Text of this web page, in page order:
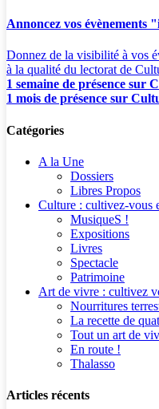
Annoncez vos évènements
Donnez de la visibilité à vos
à la qualité du lectorat de
1 semaine de présence sur
1 mois de présence sur
Catégories
A la Une
Dossiers
Libres Propos
Culture : cultivez-vous
MusiqueS !
Expositions
Livres
Spectacle
Patrimoine
Art de vivre : cultivez
Nourritures
La recette de
Tout un art de
En route !
Thalasso
Articles récents